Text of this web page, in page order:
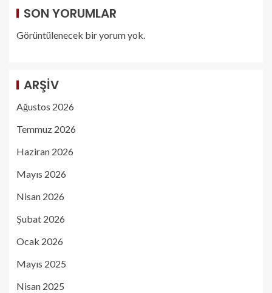
SON YORUMLAR
Görüntülenecek bir yorum yok.
ARŞIV
Ağustos 2026
Temmuz 2026
Haziran 2026
Mayıs 2026
Nisan 2026
Şubat 2026
Ocak 2026
Mayıs 2025
Nisan 2025